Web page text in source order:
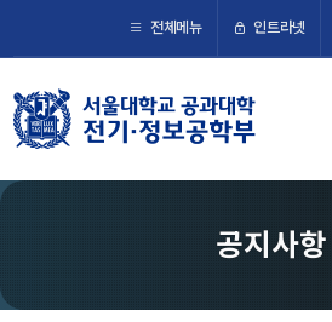
전체메뉴 인트라넷
학부뉴스
뉴스
공지사항